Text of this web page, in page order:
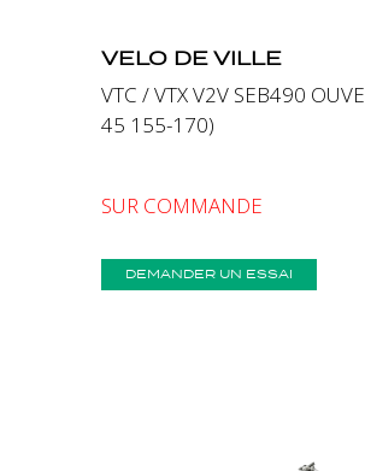
VELO DE VILLE
VTC / VTX V2V SEB490
45 155-170)
SUR COMMANDE
DEMANDER UN ESSAI